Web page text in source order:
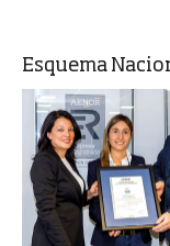
Esquema